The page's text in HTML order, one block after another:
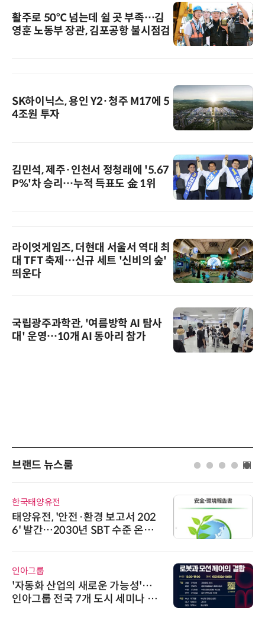
활주로 50℃ 넘는데 쉴 곳 부족…김
영훈 노동부 장관, 김포공항 불시점검
SK하이닉스, 용인 Y2·청주 M17에 5
4조원 투자
김민석, 제주·인천서 정청래에 '5.67
P%'차 승리…누적 득표도 金 1위
라이엇게임즈, 더현대 서울서 역대 최
대 TFT 축제…신규 세트 '신비의 숲'
띄운다
국립광주과학관, '여름방학 AI 탐사
대' 운영…10개 AI 동아리 참가
브랜드 뉴스룸
경 보고서 202
수준 온실
로운 가능성'…
도시 세미나 페
슈퍼솔루션
슈퍼솔루션,
ooling Summit
씨앤에프시스템
씨앤에프시스템,
공 ERP·DX 사업